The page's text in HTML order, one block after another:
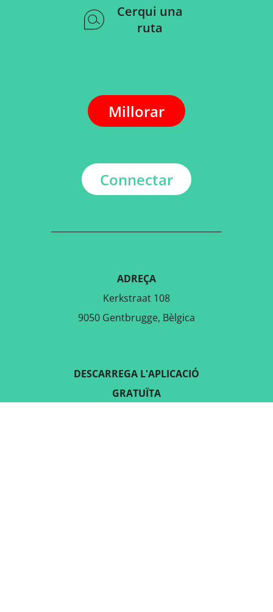
Cerqui una
ruta
Millorar
Connectar
ADREÇA
Kerkstraat 108
9050 Gentbrugge, Bèlgica
DESCARREGA L'APLICACIÓ
GRATUÏTA